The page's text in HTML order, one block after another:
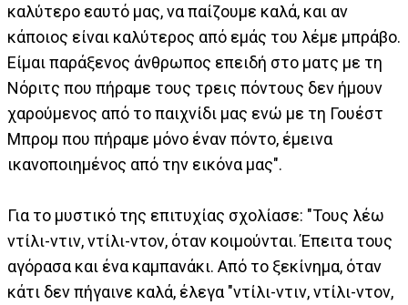
καλύτερο εαυτό μας, να παίζουμε καλά, και αν
κάποιος είναι καλύτερος από εμάς του λέμε μπράβο.
Είμαι παράξενος άνθρωπος επειδή στο ματς με τη
Νόριτς που πήραμε τους τρεις πόντους δεν ήμουν
χαρούμενος από το παιχνίδι μας ενώ με τη Γουέστ
Μπρομ που πήραμε μόνο έναν πόντο, έμεινα
ικανοποιημένος από την εικόνα μας".
Για το μυστικό της επιτυχίας σχολίασε: "Τους λέω
ντίλι-ντιν, ντίλι-ντον, όταν κοιμούνται. Έπειτα τους
αγόρασα και ένα καμπανάκι. Από το ξεκίνημα, όταν
κάτι δεν πήγαινε καλά, έλεγα "ντίλι-ντιν, ντίλι-ντον,